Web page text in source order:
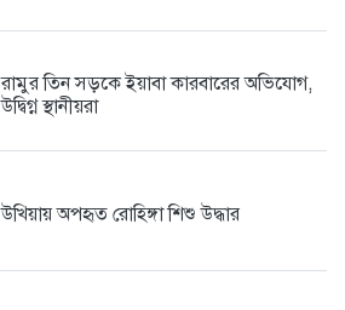
1 week আগে
রামুর তিন সড়কে ইয়াবা কারবারের অভিযোগ,
উদ্বিগ্ন স্থানীয়রা
উখিয়ায় অপহৃত রোহিঙ্গা শিশু উদ্ধার